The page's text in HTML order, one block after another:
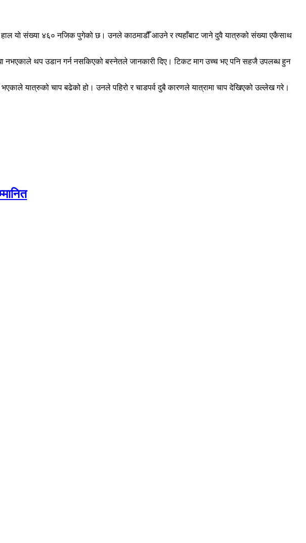
यो संख्या ४६० नजिक पुगेको छ। उनले काठमाडौँ आउने र त्यहाँबाट जाने दुवै यात्रुको संख्या एकैसाथ
नभएकाले थप उडान गर्न नसकिएको बस्नेतले जानकारी दिए। टिकट माग उच्च भए पनि सहजै उपलब्ध हुन
यात्रुको चाप बढेको हो। उनले पहिरो र चाडपर्व दुबै कारणले यात्रामा चाप देखिएको उल्लेख गरे।